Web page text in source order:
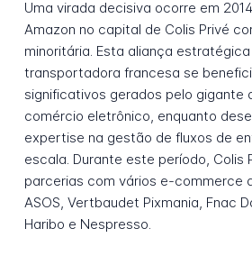
Uma virada decisiva ocorre em
Amazon no capital de Colis Privé
minoritária. Esta aliança
transportadora francesa se
significativos gerados pelo gigante
comércio eletrônico, enquanto
expertise na gestão de fluxos de
escala. Durante este período, Colis
parcerias com vários e-commerce
ASOS, Vertbaudet Pixmania, Fnac
Haribo e Nespresso.